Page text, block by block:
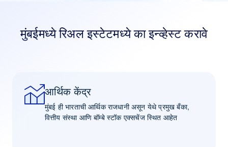
मुंबईमध्ये रिअल इस्टेटमध्ये का इन्व्हेस्ट करावे
आर्थिक केंद्र
मुंबई ही भारताची आर्थिक राजधानी असून येथे प्रमुख बँका,
वित्तीय संस्था आणि बॉम्बे स्टॉक एक्सचेंज स्थित आहेत